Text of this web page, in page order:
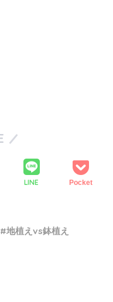
LINE Pocket
地植えvs鉢植え